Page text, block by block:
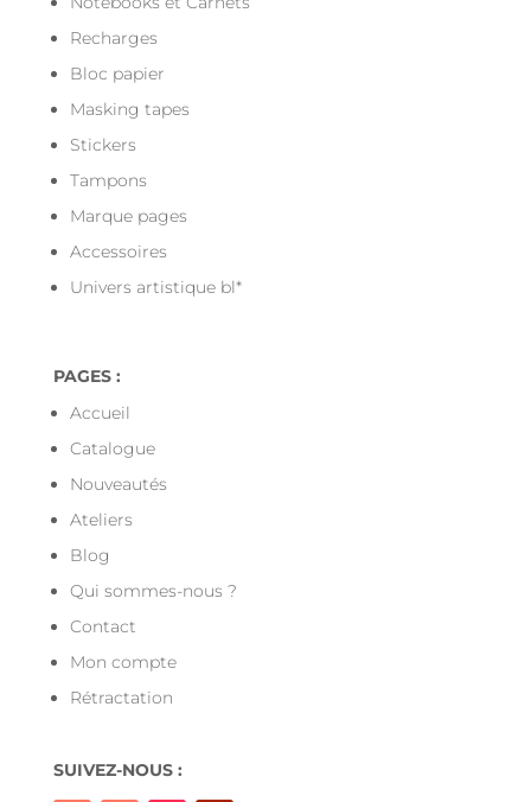
Recharges
Bloc papier
Masking tapes
Stickers
Tampons
Marque pages
Accessoires
Univers artistique bl*
PAGES :
Accueil
Catalogue
Nouveautés
Ateliers
Blog
Qui sommes-nous ?
Contact
Mon compte
Rétractation
SUIVEZ-NOUS :